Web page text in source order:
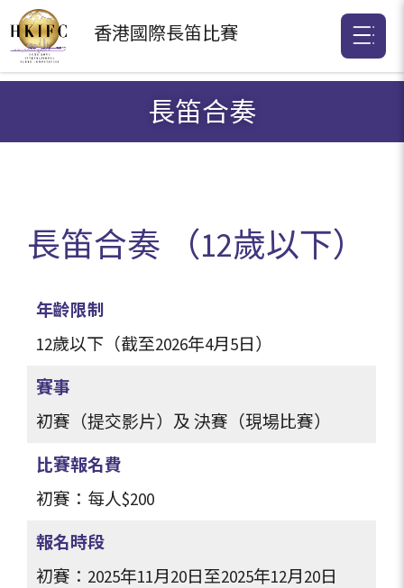
香港國際長笛比賽
長笛合奏
長笛合奏 （12歲以下）
年齡限制
12歲以下（截至2026年4月5日）
賽事
初賽（提交影片）及 決賽（現場比賽）
比賽報名費
初賽：每人$200
報名時段
初賽：2025年11月20日至2025年12月20日